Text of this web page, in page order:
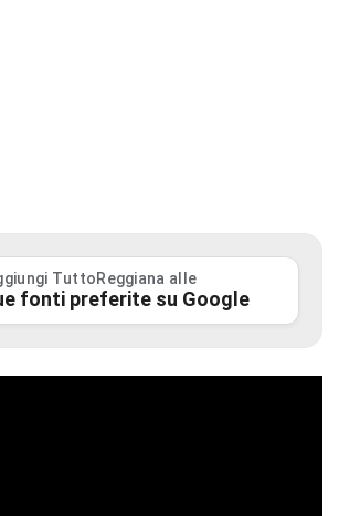
TuttoReggiana alle
fonti preferite su Google